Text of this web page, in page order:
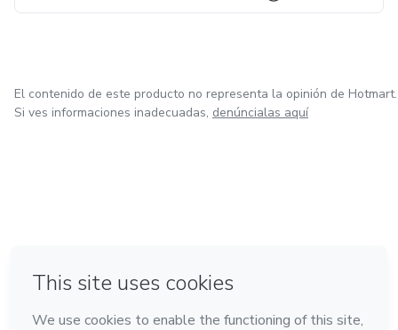
El contenido de este producto no representa la opinión de Hotmart.
Si ves informaciones inadecuadas, denúncialas aquí
Hecho con❤ en Ciudad de México